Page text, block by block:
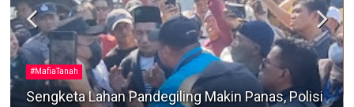
Berita Terkini